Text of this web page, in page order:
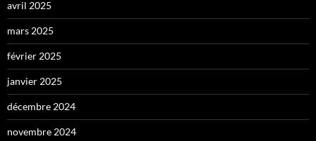
avril 2025
mars 2025
février 2025
janvier 2025
décembre 2024
novembre 2024